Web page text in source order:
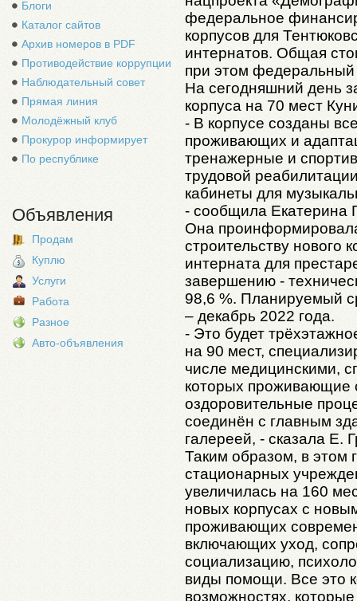
Блоги
Каталог сайтов
Архив номеров в PDF
Противодействие коррупции
Наблюдательный совет
Прямая линия
Молодёжный клуб
Прокурор информирует
По республике
Объявления
Продам
Куплю
Услуги
Работа
Разное
Авто-объявления
федеральное
корпусов для
интернатов. Общая
при этом федеральный
На сегодняшний день
корпуса на 70 мест
- В корпусе созданы
проживающих и
тренажерные и
трудовой
кабинеты для
- сообщила Екатерина
Она
строительству нового
интерната для
завершению -
98,6 %. Планируемый
– декабрь 2022 года.
- Это будет
на 90 мест,
числе медицинскими,
которых проживающие
оздоровительные
соединён с главным
галереей, - сказала Е.
Таким образом, в этом
стационарных
увеличилась на 160
новых корпусах с
проживающих
включающих уход,
социализацию,
виды помощи. Все это
возможностях,